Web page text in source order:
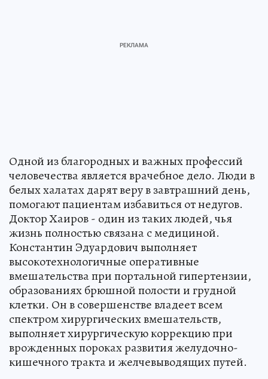
Одной из благородных и важных профессий
человечества является врачебное дело. Люди в
белых халатах дарят веру в завтрашний день,
помогают пациентам избавиться от недугов.
Доктор Хаиров - один из таких людей, чья
жизнь полностью связана с медициной.
Константин Эдуардович выполняет
высокотехнологичные оперативные
вмешательства при портальной гипертензии,
образованиях брюшной полости и грудной
клетки. Он в совершенстве владеет всем
спектром хирургических вмешательств,
выполняет хирургическую коррекцию при
врожденных пороках развития желудочно-
кишечного тракта и желчевыводящих путей.